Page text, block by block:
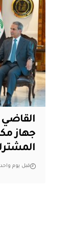
جهاز
قبل يوم واحد